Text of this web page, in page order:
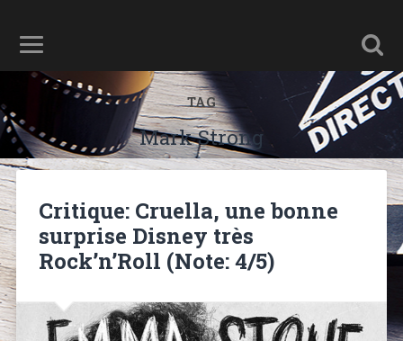
TAG
Mark Strong
Critique: Cruella, une bonne
surprise Disney très
Rock’n’Roll (Note: 4/5)